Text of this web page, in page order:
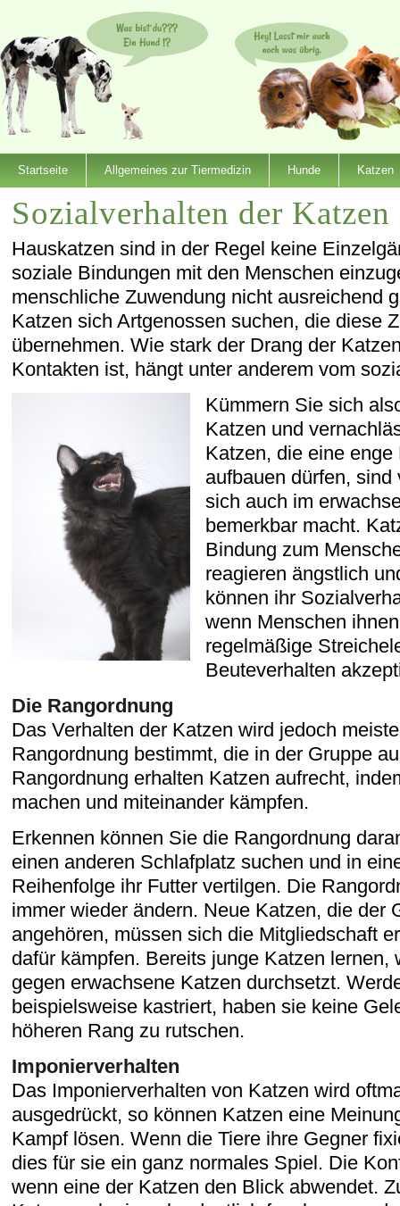
Startseite Allgemeines zur Tiermedizin Hunde Katzen
Sozialverhalten der Katzen
Hauskatzen sind in der Regel keine
soziale Bindungen mit den Menschen
menschliche Zuwendung nicht ausreichend
Katzen sich Artgenossen suchen, die diese
übernehmen. Wie stark der Drang der
Kontakten ist, hängt unter anderem vom
Kümmern Sie sich
Katzen und
Katzen, die eine
aufbauen dürfen,
sich auch im
bemerkbar macht.
Bindung zum
reagieren ängstlich
können ihr
wenn Menschen
regelmäßige
Beuteverhalten
Die Rangordnung
Das Verhalten der Katzen wird jedoch
Rangordnung bestimmt, die in der Gruppe
Rangordnung erhalten Katzen aufrecht,
machen und miteinander kämpfen.
Erkennen können Sie die Rangordnung
einen anderen Schlafplatz suchen und in
Reihenfolge ihr Futter vertilgen. Die
immer wieder ändern. Neue Katzen, die der
angehören, müssen sich die Mitgliedschaft
dafür kämpfen. Bereits junge Katzen lernen,
gegen erwachsene Katzen durchsetzt.
beispielsweise kastriert, haben sie keine
höheren Rang zu rutschen.
Imponierverhalten
Das Imponierverhalten von Katzen wird
ausgedrückt, so können Katzen eine
Kampf lösen. Wenn die Tiere ihre Gegner
dies für sie ein ganz normales Spiel. Die
wenn eine der Katzen den Blick abwendet.